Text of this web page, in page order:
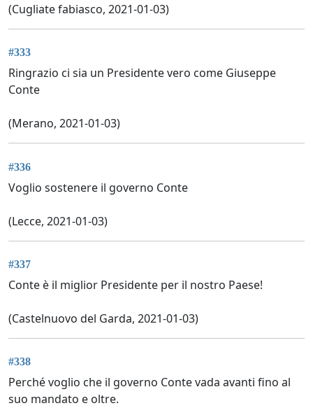
(Cugliate fabiasco, 2021-01-03)
#333
Ringrazio ci sia un Presidente vero come Giuseppe
Conte
(Merano, 2021-01-03)
#336
Voglio sostenere il governo Conte
(Lecce, 2021-01-03)
#337
Conte è il miglior Presidente per il nostro Paese!
(Castelnuovo del Garda, 2021-01-03)
#338
Perché voglio che il governo Conte vada avanti fino al
suo mandato e oltre.